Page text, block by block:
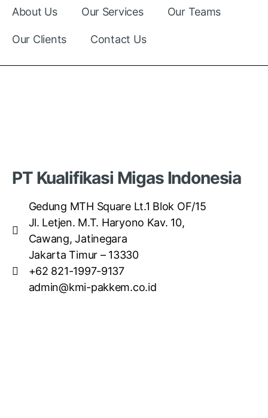
About Us Our Services Our Teams
Our Clients Contact Us
PT Kualifikasi Migas Indonesia
Gedung MTH Square Lt.1 Blok OF/15
Jl. Letjen. M.T. Haryono Kav. 10,
Cawang, Jatinegara
Jakarta Timur – 13330
+62 821-1997-9137
admin@kmi-pakkem.co.id